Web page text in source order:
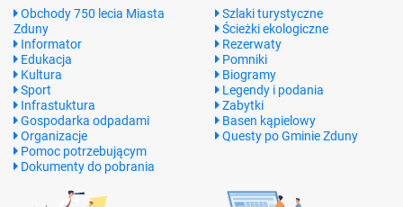
Obchody 750 lecia Miasta
Zduny
Informator
Edukacja
Kultura
Sport
Infrastuktura
Gospodarka odpadami
Organizacje
Pomoc potrzebującym
Dokumenty do pobrania
Szlaki turystyczne
Ścieżki ekologiczne
Rezerwaty
Pomniki
Biogramy
Legendy i podania
Zabytki
Basen kąpielowy
Questy po Gminie Zduny